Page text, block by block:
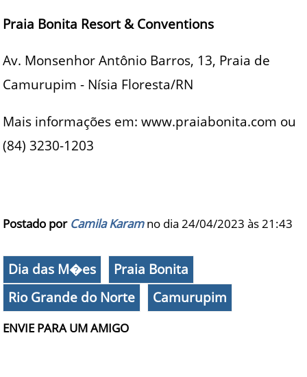
Praia Bonita Resort & Conventions
Av. Monsenhor Antônio Barros, 13, Praia de
Camurupim - Nísia Floresta/RN
Mais informações em: www.praiabonita.com ou
(84) 3230-1203
Postado por Camila Karamno dia 24/04/2023 às21:43
Dia das M�es
Praia Bonita
Rio Grande do Norte
Camurupim
ENVIE PARA UM AMIGO